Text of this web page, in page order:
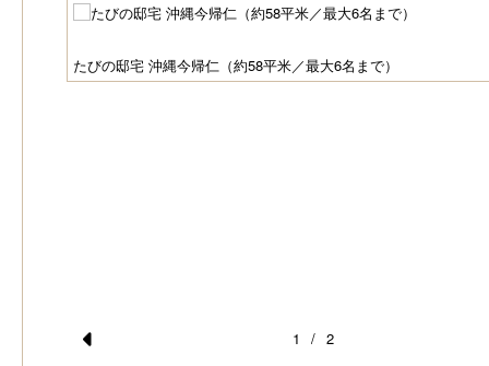
たびの邸宅 沖縄今帰仁（約58平米／最大6名まで）
1 / 2